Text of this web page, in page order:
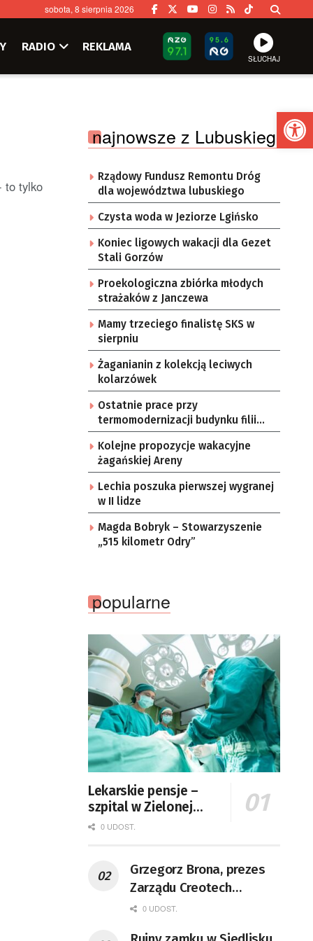
sobota, 8 sierpnia 2026
RADIO REKLAMA
SŁUCHAJ
to tylko
najnowsze z Lubuskiego
Rządowy Fundusz Remontu Dróg
dla województwa lubuskiego
Czysta woda w Jeziorze Lgińsko
Koniec ligowych wakacji dla Gezet
Stali Gorzów
Proekologiczna zbiórka młodych
strażaków z Janczewa
Mamy trzeciego finalistę SKS w
sierpniu
Żaganianin z kolekcją leciwych
kolarzówek
Ostatnie prace przy
termomodernizacji budynku filii
żarskiego przedszkola Bajka
Kolejne propozycje wakacyjne
żagańskiej Areny
Lechia poszuka pierwszej wygranej
w II lidze
Magda Bobryk – Stowarzyszenie
„515 kilometr Odry”
popularne
Lekarskie pensje –
szpital w Zielonej
Górze podaje dane
0 UDOST.
Grzegorz Brona, prezes
Zarządu Creotech
Instruments S.A. Fizyk,
0 UDOST.